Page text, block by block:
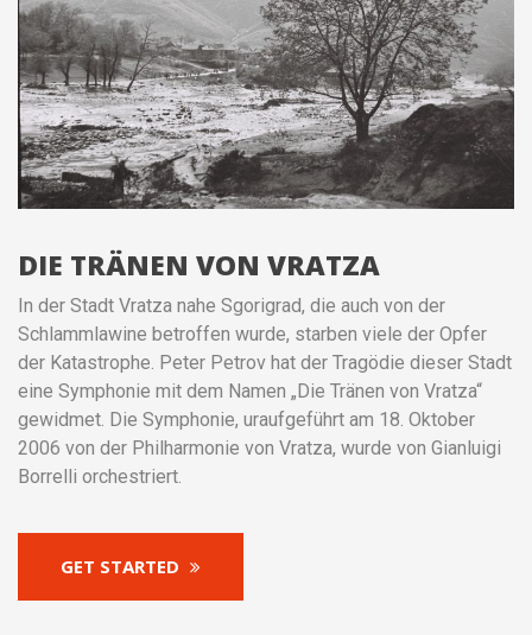
DIE TRÄNEN VON VRATZA
In der Stadt Vratza nahe Sgorigrad, die auch von der
Schlammlawine betroffen wurde, starben viele der Opfer
der Katastrophe. Peter Petrov hat der Tragödie dieser Stadt
eine Symphonie mit dem Namen „Die Tränen von Vratza“
gewidmet. Die Symphonie, uraufgeführt am 18. Oktober
2006 von der Philharmonie von Vratza, wurde von Gianluigi
Borrelli orchestriert.
GET STARTED